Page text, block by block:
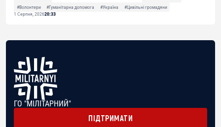
#Волонтери
#Гуманітарна допомога #Україна
#Цивільні громадяни
1 Серпня, 202620:33
ГО "МІЛІТАРНИЙ"
ПІДТРИМАТИ